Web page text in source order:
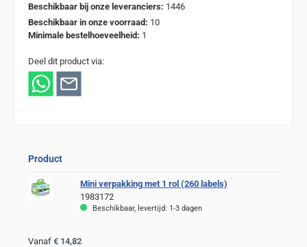
Beschikbaar bij onze leveranciers: 1446
Beschikbaar in onze voorraad: 10
Minimale bestelhoeveelheid: 1
Deel dit product via:
Product
Mini verpakking met 1 rol (260 labels)
1983172
Beschikbaar, levertijd: 1-3 dagen
Normale prijs:
Vanaf € 14,82